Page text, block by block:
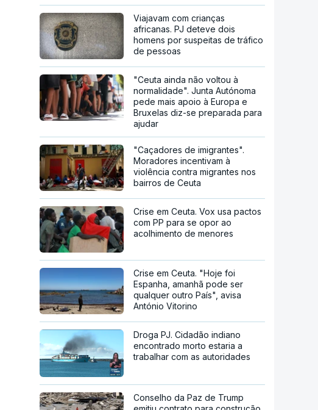
Viajavam com crianças
africanas. PJ deteve dois
homens por suspeitas de tráfico
de pessoas
"Ceuta ainda não voltou à
normalidade". Junta Autónoma
pede mais apoio à Europa e
Bruxelas diz-se preparada para
ajudar
"Caçadores de imigrantes".
Moradores incentivam à
violência contra migrantes nos
bairros de Ceuta
Crise em Ceuta. Vox usa pactos
com PP para se opor ao
acolhimento de menores
Crise em Ceuta. "Hoje foi
Espanha, amanhã pode ser
qualquer outro País", avisa
António Vitorino
Droga PJ. Cidadão indiano
encontrado morto estaria a
trabalhar com as autoridades
Conselho da Paz de Trump